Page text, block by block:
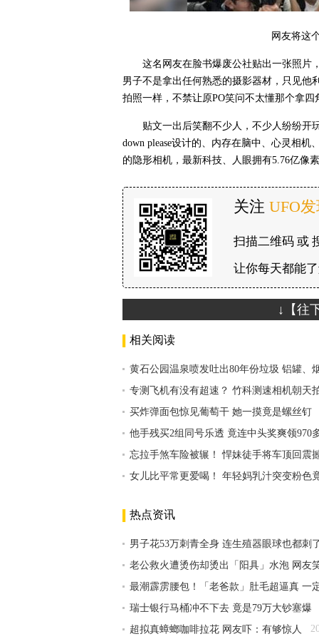
网友将这
这名网友在脸书爆废公社贴出一张照片
男子不是拿出任何熟悉的摄影器材，只见他
拍照一样，不禁让原PO笑问不太懂那个拿
贴文一出后笑翻不少人，不少人纷纷开
down please设计的、内存在脑中、心灵相
的隐形相机，最新科技、人眼拥有5.76亿像
关注 UFO
扫描二维码 或
让你每天都能
↓【往
相关阅读
黄石公园温泉喷发吐出80年份垃圾 铝罐、
专测飞机有没有超速？ 竹科测速相机朝天
买炸弹面包惊见葡萄干 她一摸竟是螺丝钉
他手残买2组同号乐透 竟连中头奖爽领970
忘拉手煞车险被辗！ 悍妹徒手将车顶回震
女儿比平常更爱喝！ 年轻妈乳汁突变粉色
热点资讯
男子花53万刺青全身 连生殖器眼球也都刺
老公救火遭烫伤却烫出「阳具」水泡 网友
最潮霹雳腰包！「老爸款」肚毛超逼真 一
瑞士银行马桶冲不下去 竟是79万大钞塞爆
超拟真蟑螂咖啡拉花 网友吓：有够惊人